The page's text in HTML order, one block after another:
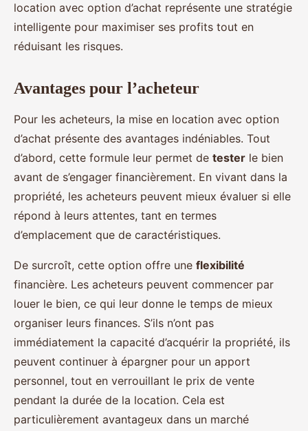
location avec option d’achat représente une stratégie
intelligente pour maximiser ses profits tout en
réduisant les risques.
Avantages pour l’acheteur
Pour les acheteurs, la mise en location avec option
d’achat présente des avantages indéniables. Tout
d’abord, cette formule leur permet de tester le bien
avant de s’engager financièrement. En vivant dans la
propriété, les acheteurs peuvent mieux évaluer si elle
répond à leurs attentes, tant en termes
d’emplacement que de caractéristiques.
De surcroît, cette option offre une flexibilité
financière. Les acheteurs peuvent commencer par
louer le bien, ce qui leur donne le temps de mieux
organiser leurs finances. S’ils n’ont pas
immédiatement la capacité d’acquérir la propriété, ils
peuvent continuer à épargner pour un apport
personnel, tout en verrouillant le prix de vente
pendant la durée de la location. Cela est
particulièrement avantageux dans un marché